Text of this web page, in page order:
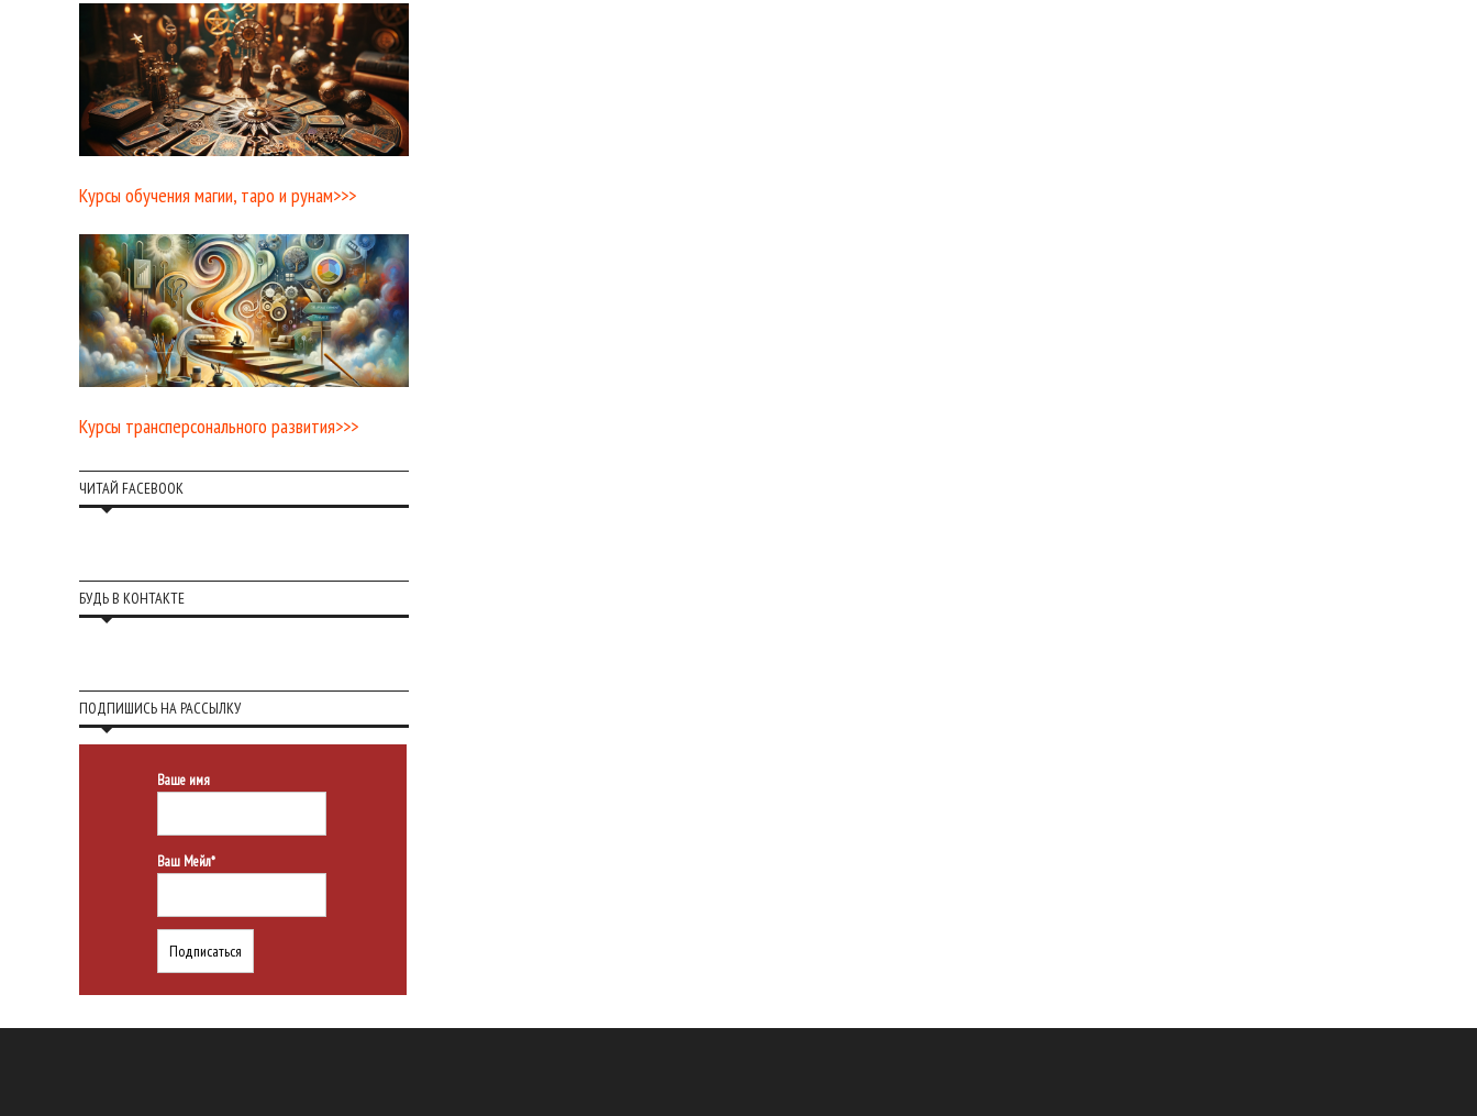
Курсы обучения магии, таро и рунам>>>
Курсы трансперсонального развития>>>
ЧИТАЙ FACEBOOK
БУДЬ В КОНТАКТЕ
ПОДПИШИСЬ НА РАССЫЛКУ
Ваше имя
Ваш Мейл*